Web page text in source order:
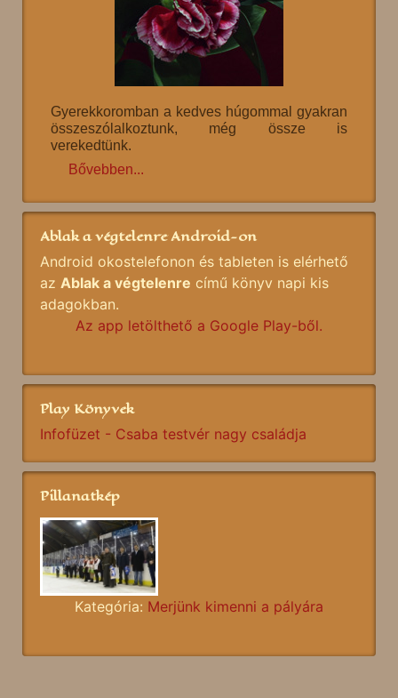
Gyerekkoromban a kedves húgommal gyakran
összeszólalkoztunk, még össze is
verekedtünk.
Bővebben...
Ablak a végtelenre Android-on
Android okostelefonon és tableten is elérhető
az Ablak a végtelenre című könyv napi kis
adagokban.
Az app letölthető a Google Play-ből.
Play Könyvek
Infofüzet - Csaba testvér nagy családja
Pillanatkép
Kategória: Merjünk kimenni a pályára